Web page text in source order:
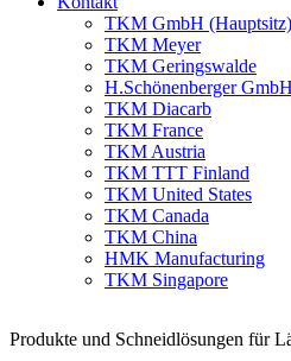
TKM GmbH (Hauptsitz)
TKM Meyer
TKM Geringswalde
H.Schönenberger GmbH
TKM Diacarb
TKM France
TKM Austria
TKM TTT Finland
TKM United States
TKM Canada
TKM China
HMK Manufacturing
TKM Singapore
Produkte und Schneidlösungen für